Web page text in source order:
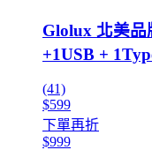
Glolux 北美品
+1USB +
(41)
$599
下單再折
$999